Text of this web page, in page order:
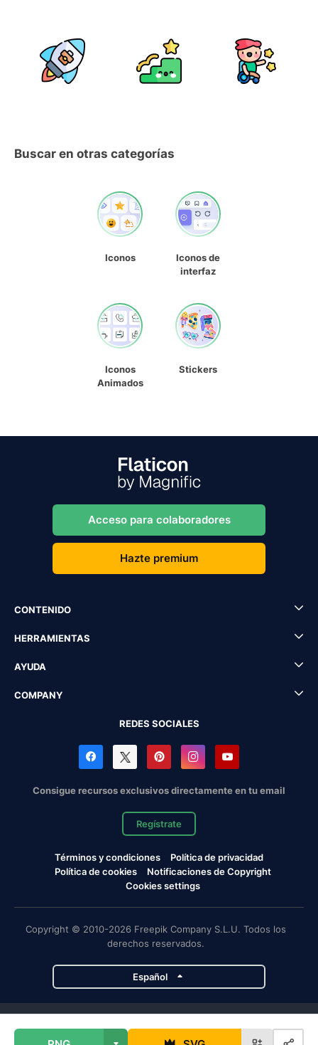
Buscar en otras categorías
Iconos
Iconos de
interfaz
Iconos
Animados
Stickers
Acceso para colaboradores
Hazte premium
CONTENIDO
HERRAMIENTAS
AYUDA
COMPANY
REDES SOCIALES
Consigue recursos exclusivos directamente en tu email
Regístrate
Términos y condiciones
Política de privacidad
Política de cookies
Notificaciones de Copyright
Cookies settings
Copyright © 2010-2026 Freepik Company S.L.U. Todos los
derechos reservados.
Español